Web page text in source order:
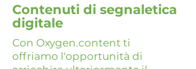
Contenuti di segnaletica
digitale
Con Oxygen.content ti
offriamo l'opportunità di